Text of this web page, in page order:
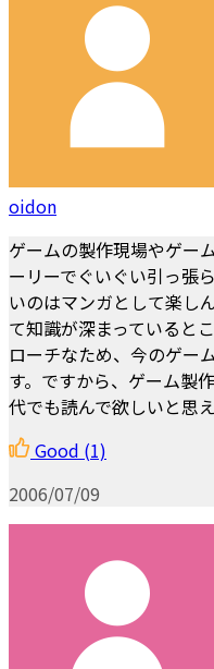
oidon
ゲームの製作現場やゲー
ーリーでぐいぐい引っ張
いのはマンガとして楽し
て知識が深まっていると
ローチなため、今のゲー
す。ですから、ゲーム製
代でも読んで欲しいと思
Good (1)
2006/07/09